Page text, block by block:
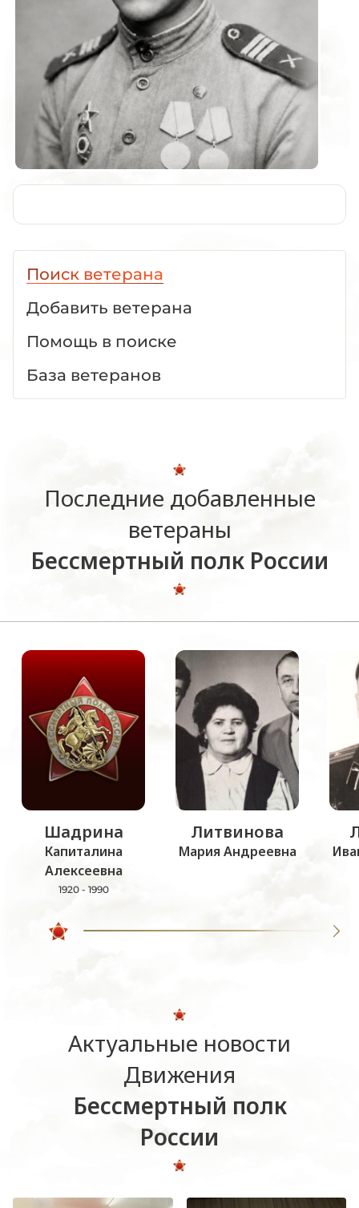
Поиск ветерана
Добавить ветерана
Помощь в поиске
База ветеранов
Последние добавленные
ветераны
Бессмертный полк России
Шадрина
Капиталина
Алексеевна
1920 - 1990
Литвинова
Мария Андреевна
Актуальные новости
Движения
Бессмертный полк
России